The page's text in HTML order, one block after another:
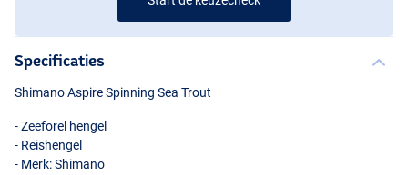
Specificaties
Shimano Aspire Spinning Sea Trout
- Zeeforel hengel
- Reishengel
- Merk: Shimano